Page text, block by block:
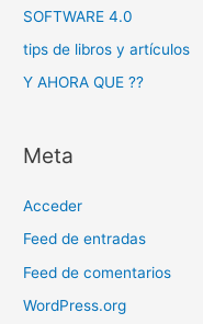
SOFTWARE 4.0
tips de libros y artículos
Y AHORA QUE ??
Meta
Acceder
Feed de entradas
Feed de comentarios
WordPress.org